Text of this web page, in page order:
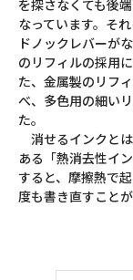
を探さなくても後
なっています。そ
ドノックレバーが
のリフィルの採用
た、金属製のリフ
べ、多色用の細い
た。
消せるインクと
ある「熱消去性イ
すると、摩擦熱で
度も書き直すことが